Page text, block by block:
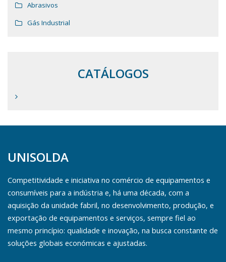
Abrasivos
Gás Industrial
CATÁLOGOS
UNISOLDA
Competitividade e iniciativa no comércio de equipamentos e
consumíveis para a indústria e, há uma década, com a
aquisição da unidade fabril, no desenvolvimento, produção, e
exportação de equipamentos e serviços, sempre fiel ao
mesmo princípio: qualidade e inovação, na busca constante de
soluções globais económicas e ajustadas.